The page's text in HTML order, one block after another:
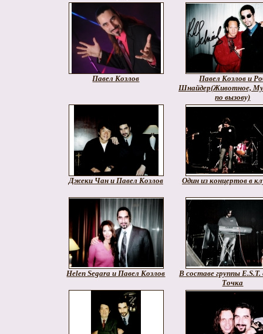
Павел Козлов
Павел Козлов и
Шнайдер(Животное,
по вызову)
Джеки Чан и Павел Козлов Один из концертов в
Helen Segara и Павел Козлов
В составе группы E.S.T.
Точка